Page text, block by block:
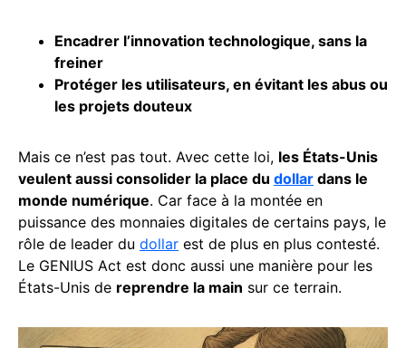
Encadrer l’innovation technologique, sans la
freiner
Protéger les utilisateurs, en évitant les abus ou
les projets douteux
Mais ce n’est pas tout. Avec cette loi, les États-Unis
veulent aussi consolider la place du dollar dans le
monde numérique. Car face à la montée en
puissance des monnaies digitales de certains pays, le
rôle de leader du dollar est de plus en plus contesté.
Le GENIUS Act est donc aussi une manière pour les
États-Unis de reprendre la main sur ce terrain.